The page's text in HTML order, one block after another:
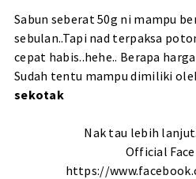
Sabun seberat 50g ni mampu
sebulan..Tapi nad terpaksa
cepat habis..hehe.. Berapa
Sudah tentu mampu dimiliki
sekotak
Nak tau lebih
Official
https://